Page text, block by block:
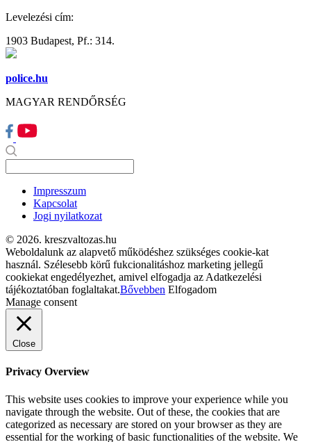
Levelezési cím:
1903 Budapest, Pf.: 314.
police.hu
MAGYAR RENDŐRSÉG
Impresszum
Kapcsolat
Jogi nyilatkozat
© 2026. kreszvaltozas.hu
Weboldalunk az alapvető működéshez szükséges cookie-kat
használ. Szélesebb körű fukcionalitáshoz marketing jellegű
cookiekat engedélyezhet, amivel elfogadja az Adatkezelési
tájékoztatóban foglaltakat.Bővebben Elfogadom
Manage consent
Close
Privacy Overview
This website uses cookies to improve your experience while you
navigate through the website. Out of these, the cookies that are
categorized as necessary are stored on your browser as they are
essential for the working of basic functionalities of the website. We